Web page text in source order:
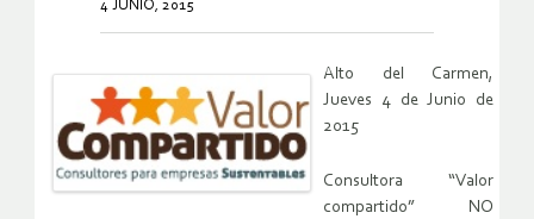
4 JUNIO, 2015
Alto del Carmen,
Jueves 4 de Junio de
2015
Consultora “Valor
compartido” NO